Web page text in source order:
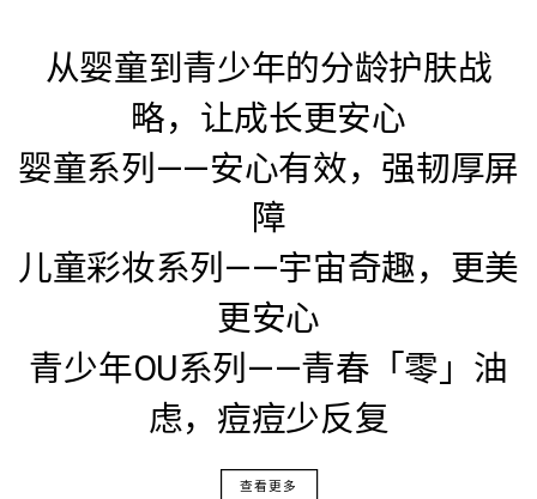
从婴童到青少年的分龄护肤战
略，让成长更安心
婴童系列——安心有效，强韧厚屏
障
儿童彩妆系列——宇宙奇趣，更美
更安心
青少年OU系列——青春「零」油
虑，痘痘少反复
查看更多